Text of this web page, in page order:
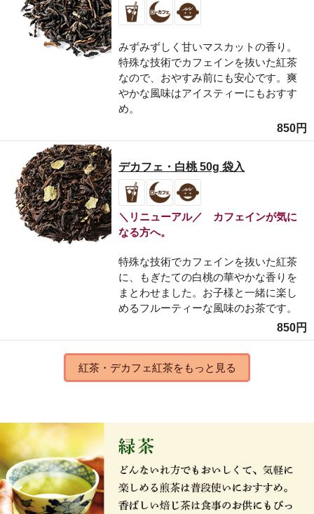
みずみずしく甘いマスカットの香り。
特殊な技術でカフェインを抜いた紅茶
なので、おやすみ前にも安心です。爽
やかな風味はアイスティーにもおすす
め。
850円
デカフェ・白桃 50g 袋入
＼リニューアル／ カフェインが気に
なる方へ。
特殊な技術でカフェインを抜いた紅茶
に、もぎたての白桃の華やかな香りを
まとわせました。お子様と一緒に楽し
めるフルーティーな風味のお茶です。
850円
紅茶・デカフェ紅茶をもっと見る